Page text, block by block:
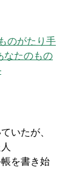
のがたり手
たのもの
いたが、
を書き始